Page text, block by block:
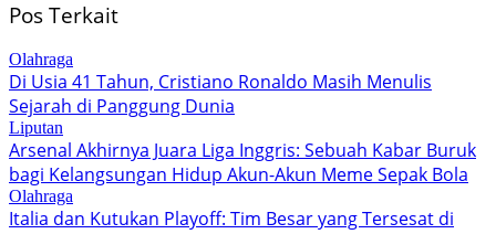
Pos Terkait
Olahraga
Di Usia 41 Tahun, Cristiano Ronaldo Masih Menulis
Sejarah di Panggung Dunia
Liputan
Arsenal Akhirnya Juara Liga Inggris: Sebuah Kabar Buruk
bagi Kelangsungan Hidup Akun-Akun Meme Sepak Bola
Olahraga
Italia dan Kutukan Playoff: Tim Besar yang Tersesat di